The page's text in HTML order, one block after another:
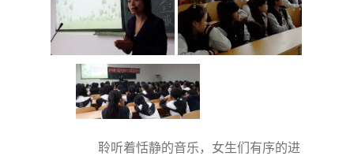
聆听着恬静的音乐，女生们有序的进